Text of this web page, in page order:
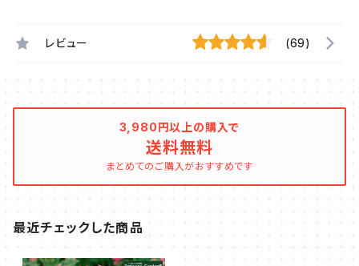
レビュー (69)
3,980円以上の購入で
送料無料
まとめてのご購入がおすすめです
最近チェックした商品